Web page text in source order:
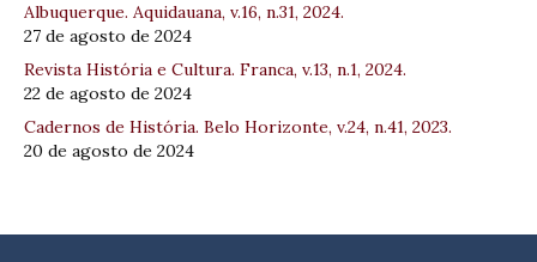
Albuquerque. Aquidauana, v.16, n.31, 2024.
27 de agosto de 2024
Revista História e Cultura. Franca, v.13, n.1, 2024.
22 de agosto de 2024
Cadernos de História. Belo Horizonte, v.24, n.41, 2023.
20 de agosto de 2024